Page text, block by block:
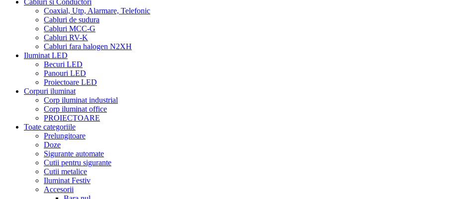
Cabluri si Conductori
Coaxial, Utp, Alarmare, Telefonic
Cabluri de sudura
Cabluri MCC-G
Cabluri RV-K
Cabluri fara halogen N2XH
Iluminat LED
Becuri LED
Panouri LED
Proiectoare LED
Corpuri iluminat
Corp iluminat industrial
Corp iluminat office
PROIECTOARE
Toate categoriile
Prelungitoare
Doze
Sigurante automate
Cutii pentru sigurante
Cutii metalice
Iluminat Festiv
Accesorii